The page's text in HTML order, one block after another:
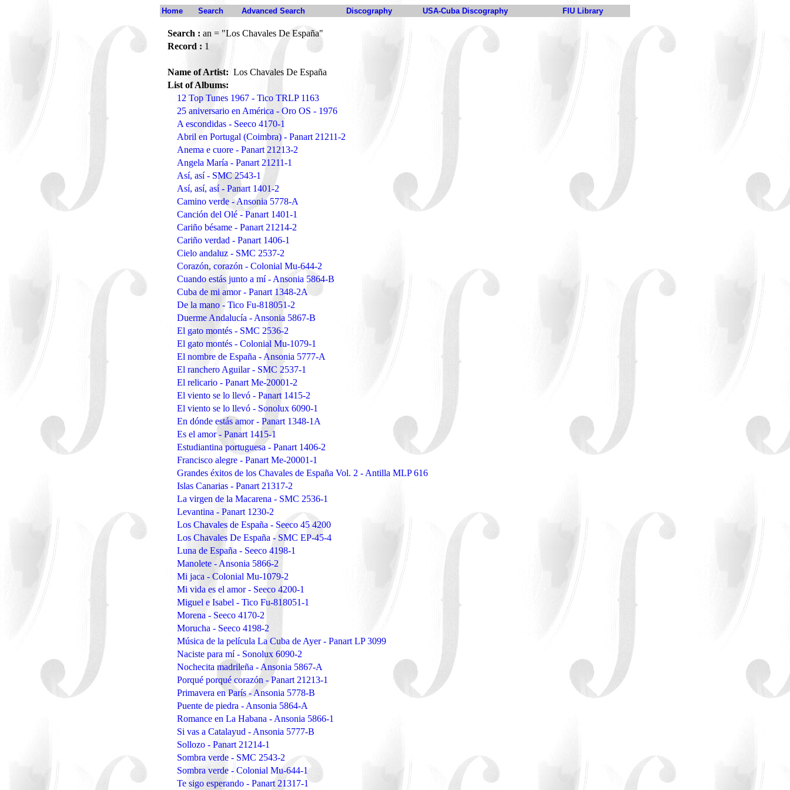
Home Search Advanced Search Discography USA-Cuba Discography FIU Library
Search : an = "Los Chavales De España"
Record : 1
Name of Artist:Los Chavales De España
List of Albums:
12 Top Tunes 1967 - Tico TRLP 1163
25 aniversario en América - Oro OS - 1976
A escondidas - Seeco 4170-1
Abril en Portugal (Coimbra) - Panart 21211-2
Anema e cuore - Panart 21213-2
Angela María - Panart 21211-1
Así, así - SMC 2543-1
Así, así, así - Panart 1401-2
Camino verde - Ansonia 5778-A
Canción del Olé - Panart 1401-1
Cariño bésame - Panart 21214-2
Cariño verdad - Panart 1406-1
Cielo andaluz - SMC 2537-2
Corazón, corazón - Colonial Mu-644-2
Cuando estás junto a mí - Ansonia 5864-B
Cuba de mi amor - Panart 1348-2A
De la mano - Tico Fu-818051-2
Duerme Andalucía - Ansonia 5867-B
El gato montés - SMC 2536-2
El gato montés - Colonial Mu-1079-1
El nombre de España - Ansonia 5777-A
El ranchero Aguilar - SMC 2537-1
El relicario - Panart Me-20001-2
El viento se lo llevó - Panart 1415-2
El viento se lo llevó - Sonolux 6090-1
En dónde estás amor - Panart 1348-1A
Es el amor - Panart 1415-1
Estudiantina portuguesa - Panart 1406-2
Francisco alegre - Panart Me-20001-1
Grandes éxitos de los Chavales de España Vol. 2 - Antilla MLP 616
Islas Canarias - Panart 21317-2
La virgen de la Macarena - SMC 2536-1
Levantina - Panart 1230-2
Los Chavales de España - Seeco 45 4200
Los Chavales De España - SMC EP-45-4
Luna de España - Seeco 4198-1
Manolete - Ansonia 5866-2
Mi jaca - Colonial Mu-1079-2
Mi vida es el amor - Seeco 4200-1
Miguel e Isabel - Tico Fu-818051-1
Morena - Seeco 4170-2
Morucha - Seeco 4198-2
Música de la película La Cuba de Ayer - Panart LP 3099
Naciste para mí - Sonolux 6090-2
Nochecita madrileña - Ansonia 5867-A
Porqué porqué corazón - Panart 21213-1
Primavera en París - Ansonia 5778-B
Puente de piedra - Ansonia 5864-A
Romance en La Habana - Ansonia 5866-1
Si vas a Catalayud - Ansonia 5777-B
Sollozo - Panart 21214-1
Sombra verde - SMC 2543-2
Sombra verde - Colonial Mu-644-1
Te sigo esperando - Panart 21317-1